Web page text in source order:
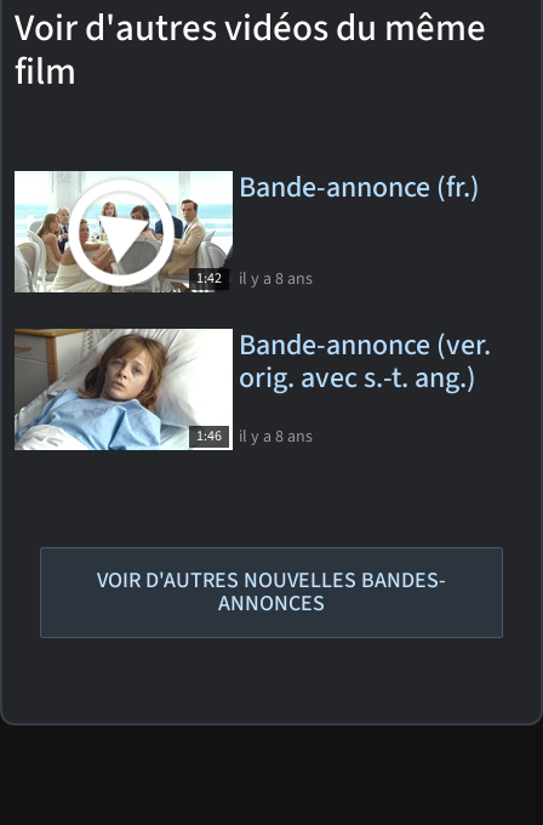
Voir d'autres vidéos du même
film
1:42
Bande-annonce (fr.)
il y a 8 ans
1:46
Bande-annonce (ver.
orig. avec s.-t. ang.)
il y a 8 ans
VOIR D'AUTRES NOUVELLES BANDES-
ANNONCES